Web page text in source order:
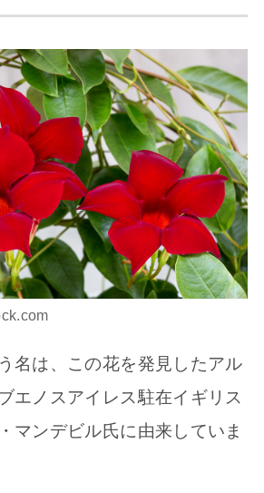
名は、この花を発見したアル
エノスアイレス駐在イギリス
マンデビル氏に由来していま